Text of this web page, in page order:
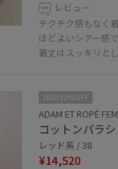
レビュー
チクチク感もなく
ほどよいシアー感で
着丈はスッキリと
2BUY10%OFF
ADAM ET ROPÉ
コットンパラ
レッド系 / 38
¥14,520